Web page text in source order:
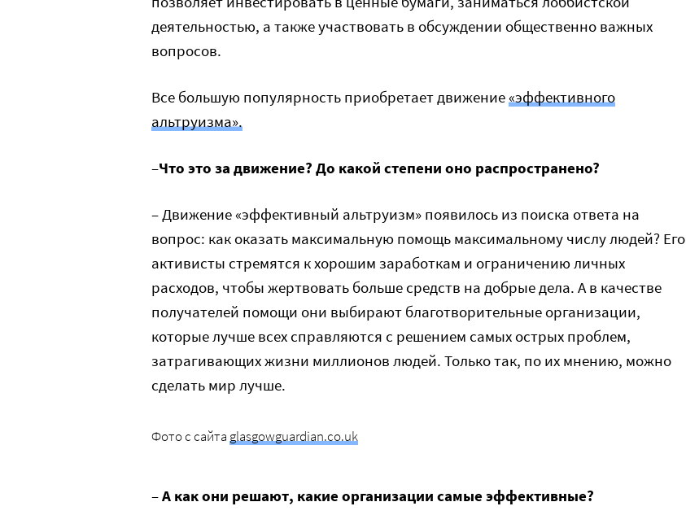
деятельностью, а также участвовать в обсуждении общественно важных
вопросов.
Все большую популярность приобретает движение«эффективного
альтруизма».
–Что это за движение? До какой степени оно распространено?
– Движение «эффективный альтруизм» появилось из поиска ответа на
вопрос: как оказать максимальную помощь максимальному числу людей? Его
активисты стремятся к хорошим заработкам и ограничению личных
расходов, чтобы жертвовать больше средств на добрые дела. А в качестве
получателей помощи они выбирают благотворительные организации,
которые лучше всех справляются с решением самых острых проблем,
затрагивающих жизни миллионов людей. Только так, по их мнению, можно
сделать мир лучше.
Фото с сайта glasgowguardian.co.uk
–А как они решают, какие организации самые эффективные?